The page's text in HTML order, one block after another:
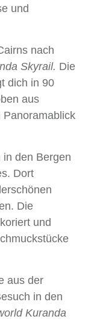
und
nach
Skyrail. Die
dich in 90
aus
Panoramablick
den Bergen
Dort
Die
und
aus der
in den
Kuranda